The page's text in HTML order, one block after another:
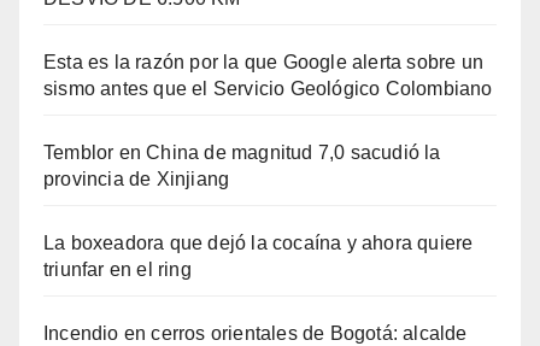
Esta es la razón por la que Google alerta sobre un
sismo antes que el Servicio Geológico Colombiano
Temblor en China de magnitud 7,0 sacudió la
provincia de Xinjiang
La boxeadora que dejó la cocaína y ahora quiere
triunfar en el ring​
Incendio en cerros orientales de Bogotá: alcalde